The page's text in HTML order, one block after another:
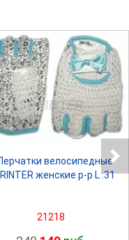
SPRINTER
велосипедные
женские р-р L :31
21218